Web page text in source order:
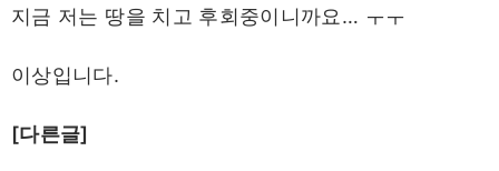
지금 저는 땅을 치고 후회중이니까요… ㅜㅜ
이상입니다.
[다른글]